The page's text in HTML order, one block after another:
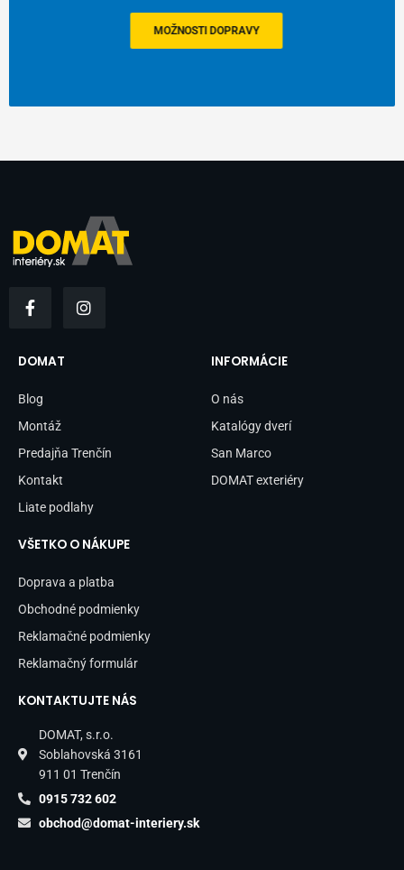
MOŽNOSTI DOPRAVY
a
b
o
k
-
n
DOMAT
Blog
Montáž
Predajňa Trenčín
Kontakt
Liate podlahy
INFORMÁCIE
O nás
Katalógy dverí
San Marco
DOMAT exteriéry
VŠETKO O NÁKUPE
Doprava a platba
Obchodné podmienky
Reklamačné podmienky
Reklamačný formulár
KONTAKTUJTE NÁS
DOMAT, s.r.o.
Soblahovská 3161
911 01 Trenčín
0915 732 602
obchod@domat-interiery.sk